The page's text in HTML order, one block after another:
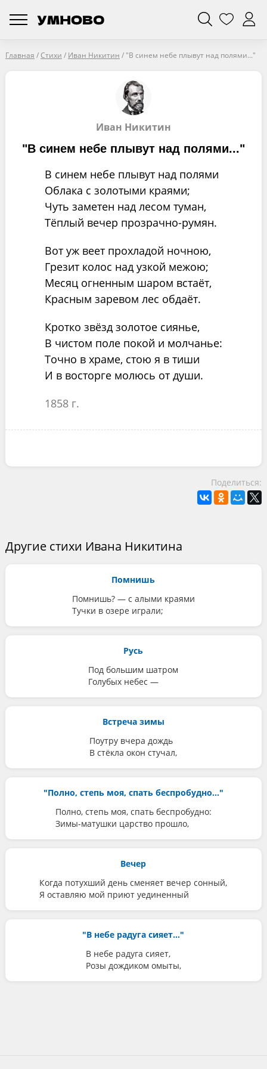
Главная /Стихи / Иван Никитин / "В синем небе плывут над полями..."
Иван Никитин
"В синем небе плывут над полями..."
В синем небе плывут над полями
Облака с золотыми краями;
Чуть заметен над лесом туман,
Тёплый вечер прозрачно-румян.
Вот уж веет прохладой ночною,
Грезит колос над узкой межою;
Месяц огненным шаром встаёт,
Красным заревом лес обдаёт.
Кротко звёзд золотое сиянье,
В чистом поле покой и молчанье:
Точно в храме, стою я в тиши
И в восторге молюсь от души.
1858 г.
Поделиться:
Другие стихи Ивана Никитина
Помнишь
Помнишь? — с алыми краями
Тучки в озере играли;
Русь
Под большим шатром
Голубых небес —
Встреча зимы
Поутру вчера дождь
В стёкла окон стучал,
"Полно, степь моя, спать беспробудно…"
Полно, степь моя, спать беспробудно:
Зимы-матушки царство прошло,
Вечер
Когда потухший день сменяет вечер сонный,
Я оставляю мой приют уединенный
"В небе радуга сияет..."
В небе радуга сияет,
Розы дождиком омыты,